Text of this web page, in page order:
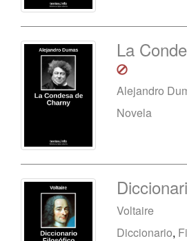
La
Alejandro
Novela
Voltaire
Diccionario,